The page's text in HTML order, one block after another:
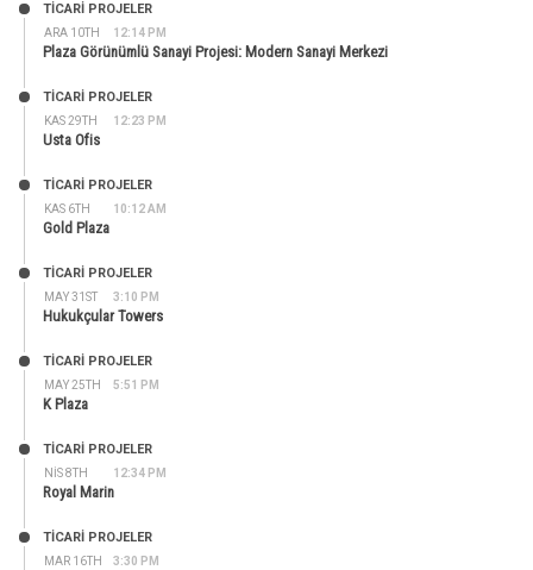
ARA 10TH 12:14 PM
TİCARİ PROJELER
Plaza Görünümlü Sanayi Projesi: Modern Sanayi Merkezi
KAS 29TH 12:23 PM
TİCARİ PROJELER
Usta Ofis
KAS 6TH 10:12 AM
TİCARİ PROJELER
Gold Plaza
MAY 31ST 3:10 PM
TİCARİ PROJELER
Hukukçular Towers
MAY 25TH 5:51 PM
TİCARİ PROJELER
K Plaza
NIS 8TH 12:34 PM
TİCARİ PROJELER
Royal Marin
MAR 16TH 3:30 PM
TİCARİ PROJELER